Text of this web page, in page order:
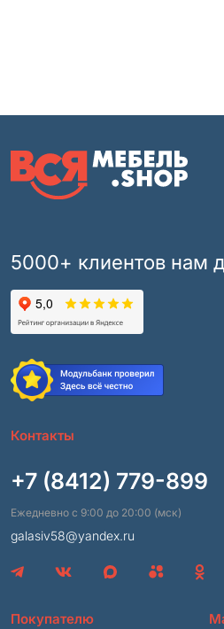
5000+ клиентов нам
Контакты
+7 (8412) 779-899
Ежедневно с 9:00 до 20:00 (мск)
galasiv58@yandex.ru
Покупателю